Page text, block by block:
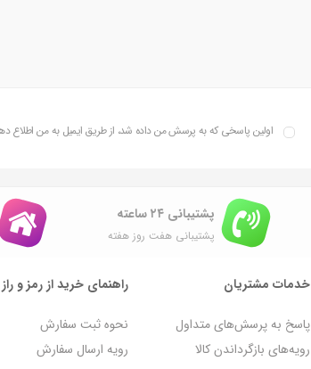
دارد (البته باز نیاز به رعایت دارند)
دارند
اولین پاسخی که به پرسش من داده شد، از طریق ایمیل به من اطلاع
پشتیبانی ۲۴ ساعته
پشتیبانی هفت روز هفته
خدمات مشتریان
پاسخ به پرسش‌های متداول
رویه‌های بازگرداندن کالا
راهنمای خرید از رمز و راز
نحوه ثبت سفارش
رویه ارسال سفارش